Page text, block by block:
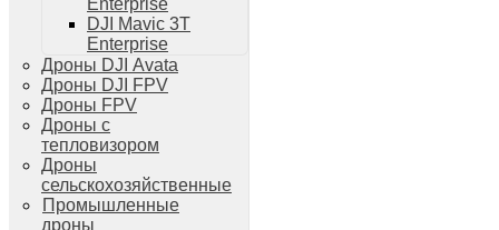
Дроны DJI Mini 4 Pro
Системы и комплексы РЭБ
РЭБ Капюшон
РЭБ Тетраэдр
РЭБ Ромашка
Подавители БПЛА
Детекторы БПЛА
Комплектующие для дронов
Спутниковая связь
Enterprise
DJI Mavic 3T
Enterprise
Дроны DJI Avata
Дроны DJI FPV
Дроны FPV
Дроны с
тепловизором
Дроны
сельскохозяйственные
Промышленные
дроны